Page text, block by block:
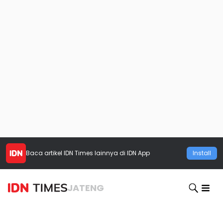
Baca artikel IDN Times lainnya di IDN App Install
JATENG